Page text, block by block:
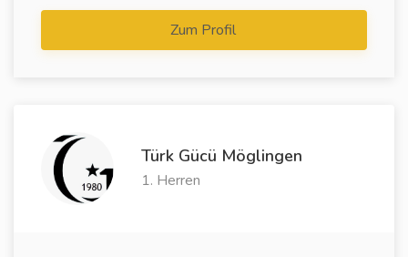
Zum Profil
Türk Gücü Möglingen
1. Herren